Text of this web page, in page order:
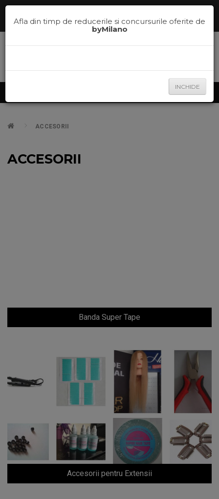
potrivita pe
la0785.700.600
ACCESORII
ACCESORII
Banda Super Tape
Accesorii pentru Extensii
Afla din timp de reducerile si concursurile oferite de
byMilano
INCHIDE